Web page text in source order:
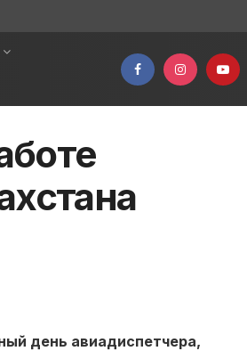
день авиадиспетчера,